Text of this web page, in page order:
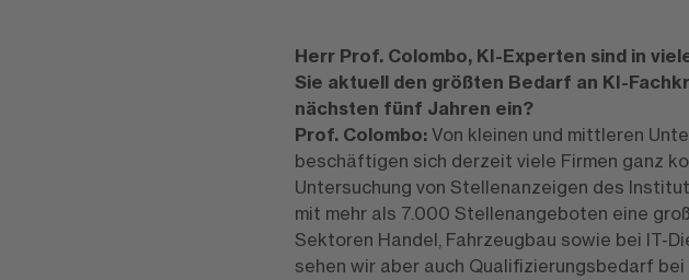
Herr Prof. Colombo, KI-Experten sind in
Sie aktuell den größten Bedarf an KI-
nächsten fünf Jahren ein?
Prof. Colombo:Von kleinen und mittleren
beschäftigen sich derzeit viele Firmen ganz
Untersuchung von Stellenanzeigen des
mit mehr als 7.000 Stellenangeboten eine
Sektoren Handel, Fahrzeugbau sowie bei IT-
sehen wir aber auch Qualifizierungsbedarf